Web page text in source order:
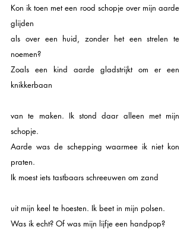
Kon ik toen met een rood schopje over mijn aarde
glijden
als over een huid, zonder het een strelen te
noemen?
Zoals een kind aarde gladstrijkt om er een
knikkerbaan
van te maken. Ik stond daar alleen met mijn
schopje.
Aarde was de schepping waarmee ik niet kon
praten.
Ik moest iets tastbaars schreeuwen om zand
uit mijn keel te hoesten. Ik beet in mijn polsen.
Was ik echt? Of was mijn lijfje een handpop?